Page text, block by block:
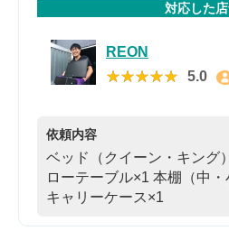
対応した
REON
★★★★★
★★★★★ 5.0
依頼内容
ベッド（クイーン・キング
ローテーブル×1 本棚（中・
キャリーケース×1